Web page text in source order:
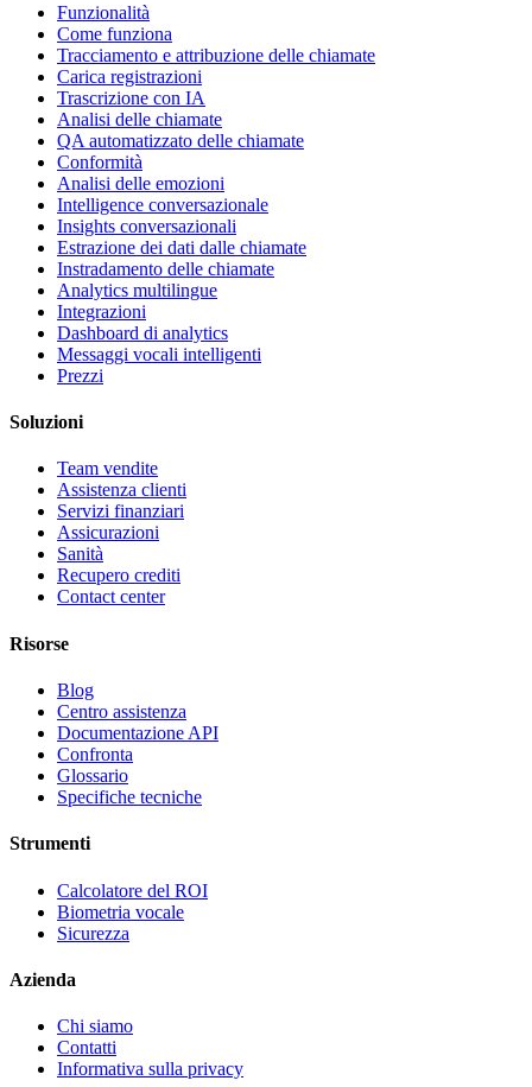
Funzionalità
Come funziona
Tracciamento e attribuzione delle chiamate
Carica registrazioni
Trascrizione con IA
Analisi delle chiamate
QA automatizzato delle chiamate
Conformità
Analisi delle emozioni
Intelligence conversazionale
Insights conversazionali
Estrazione dei dati dalle chiamate
Instradamento delle chiamate
Analytics multilingue
Integrazioni
Dashboard di analytics
Messaggi vocali intelligenti
Prezzi
Soluzioni
Team vendite
Assistenza clienti
Servizi finanziari
Assicurazioni
Sanità
Recupero crediti
Contact center
Risorse
Blog
Centro assistenza
Documentazione API
Confronta
Glossario
Specifiche tecniche
Strumenti
Calcolatore del ROI
Biometria vocale
Sicurezza
Azienda
Chi siamo
Contatti
Informativa sulla privacy